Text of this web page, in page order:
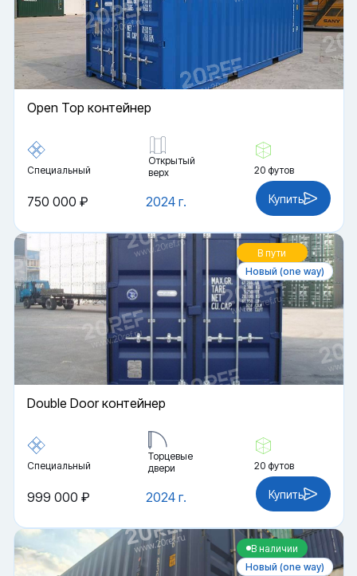
Open Top контейнер
Специальный
Открытый
верх
20 футов
2024 г.
750 000 ₽ Купить
В пути
Новый (one way)
Double Door контейнер
Специальный
Торцевые
двери
20 футов
2024 г.
999 000 ₽ Купить
В наличии
Новый (one way)